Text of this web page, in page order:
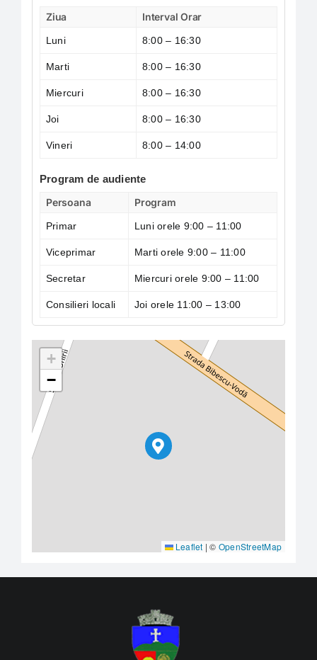
Ziua
Interval Orar
Luni 8:00 – 16:30
Marti 8:00 – 16:30
Miercuri 8:00 – 16:30
Joi 8:00 – 16:30
Vineri 8:00 – 14:00
Program de audiente
Persoana
Program
Primar Luni orele 9:00 – 11:00
Viceprimar Marti orele 9:00 – 11:00
Secretar Miercuri orele 9:00 – 11:00
Consilieri locali Joi orele 11:00 – 13:00
+
−
Leaflet | © OpenStreetMap